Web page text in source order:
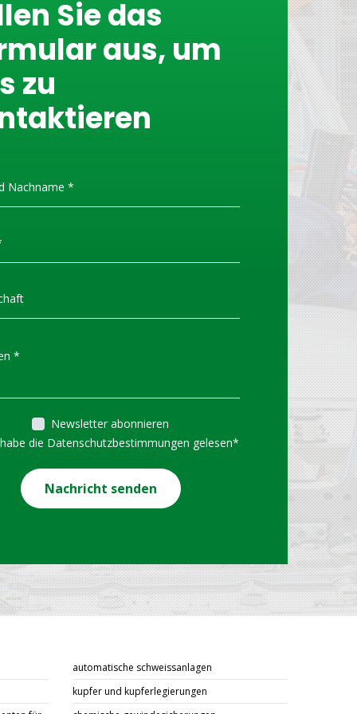
VON TECNA
über die Palette von
an. An den
Sie das
aus, um
zu
Newsletter abonnieren
die Datenschutzbestimmungen gelesen*
Nachricht senden
automatische schweissanlagen
kupfer und kupferlegierungen